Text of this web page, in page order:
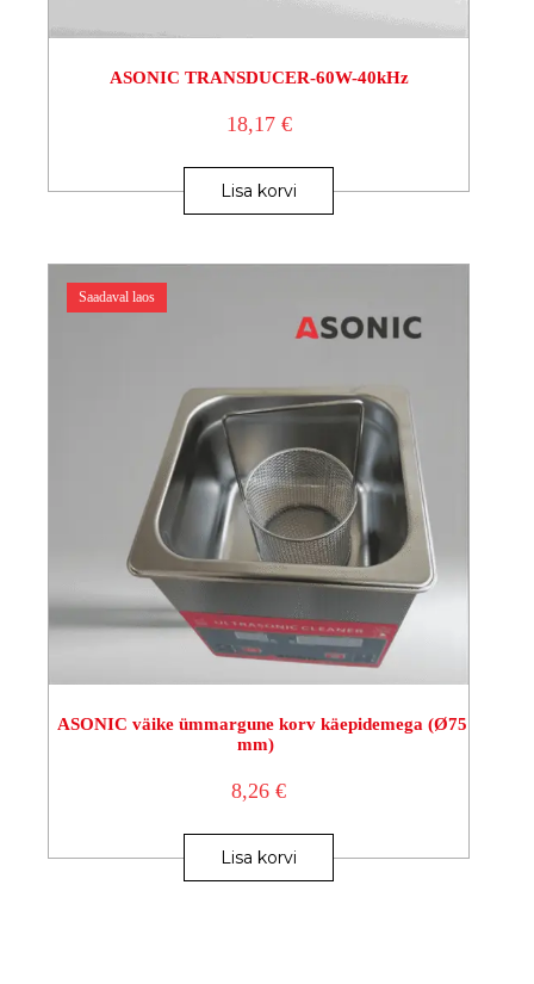
ASONIC TRANSDUCER-60W-40kHz
18,17 €
Lisa korvi
Saadaval laos
ASONIC väike ümmargune korv käepidemega (Ø75
mm)
8,26€
Lisa korvi